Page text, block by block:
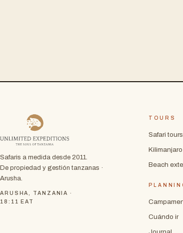
Safaris a medida desde 2011.
De propiedad y gestión tanzanas ·
Arusha.
ARUSHA, TANZANIA ·
18:11
EAT
TOURS
Safari tours
Beach
Cuándo ir